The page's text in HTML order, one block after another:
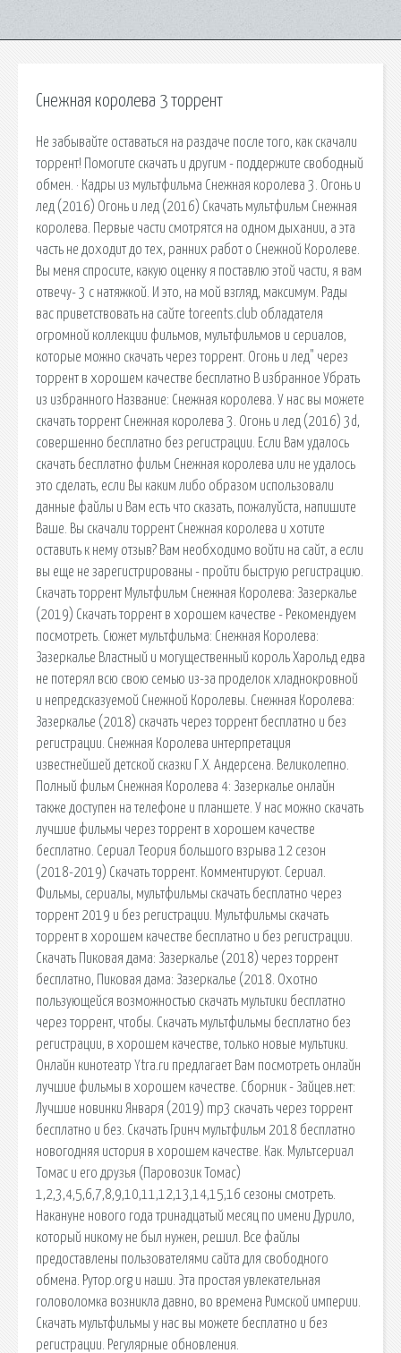
Снежная королева 3 торрент
Не забывайте оставаться на раздаче после того, как скачали
торрент! Помогите скачать и другим - поддержите свободный
обмен. · Кадры из мультфильма Снежная королева 3. Огонь и
лед (2016) Огонь и лед (2016) Скачать мультфильм Снежная
королева. Первые части смотрятся на одном дыхании, а эта
часть не доходит до тех, ранних работ о Снежной Королеве.
Вы меня спросите, какую оценку я поставлю этой части, я вам
отвечу- 3 с натяжкой. И это, на мой взгляд, максимум. Рады
вас приветствовать на сайте toreents.club обладателя
огромной коллекции фильмов, мультфильмов и сериалов,
которые можно скачать через торрент. Огонь и лед" через
торрент в хорошем качестве бесплатно В избранное Убрать
из избранного Название: Снежная королева. У нас вы можете
скачать торрент Снежная королева 3. Огонь и лед (2016) 3d,
совершенно бесплатно без регистрации. Если Вам удалось
скачать бесплатно фильм Снежная королева или не удалось
это сделать, если Вы каким либо образом использовали
данные файлы и Вам есть что сказать, пожалуйста, напишите
Ваше. Вы скачали торрент Снежная королева и хотите
оставить к нему отзыв? Вам необходимо войти на сайт, а если
вы еще не зарегистрированы - пройти быструю регистрацию.
Скачать торрент Мультфильм Снежная Королева: Зазеркалье
(2019) Скачать торрент в хорошем качестве - Рекомендуем
посмотреть. Сюжет мультфильма: Снежная Королева:
Зазеркалье Властный и могущественный король Харольд едва
не потерял всю свою семью из-за проделок хладнокровной
и непредсказуемой Снежной Королевы. Снежная Королева:
Зазеркалье (2018) скачать через торрент бесплатно и без
регистрации. Снежная Королева интерпретация
известнейшей детской сказки Г.Х. Андерсена. Великолепно.
Полный фильм Снежная Королева 4: Зазеркалье онлайн
также доступен на телефоне и планшете. У нас можно скачать
лучшие фильмы через торрент в хорошем качестве
бесплатно. Сериал Теория большого взрыва 12 сезон
(2018-2019) Скачать торрент. Комментируют. Сериал.
Фильмы, сериалы, мультфильмы скачать бесплатно через
торрент 2019 и без регистрации. Мультфильмы скачать
торрент в хорошем качестве бесплатно и без регистрации.
Скачать Пиковая дама: Зазеркалье (2018) через торрент
бесплатно, Пиковая дама: Зазеркалье (2018. Охотно
пользующейся возможностью скачать мультики бесплатно
через торрент, чтобы. Скачать мультфильмы бесплатно без
регистрации, в хорошем качестве, только новые мультики.
Онлайн кинотеатр Ytra.ru предлагает Вам посмотреть онлайн
лучшие фильмы в хорошем качестве. Сборник - Зайцев.нет:
Лучшие новинки Января (2019) mp3 скачать через торрент
бесплатно и без. Скачать Гринч мультфильм 2018 бесплатно
новогодняя история в хорошем качестве. Как. Мультсериал
Томас и его друзья (Паровозик Томас)
1,2,3,4,5,6,7,8,9,10,11,12,13,14,15,16 сезоны смотреть.
Накануне нового года тринадцатый месяц по имени Дурило,
который никому не был нужен, решил. Все файлы
предоставлены пользователями сайта для свободного
обмена. Рутор.org и наши. Эта простая увлекательная
головоломка возникла давно, во времена Римской империи.
Скачать мультфильмы у нас вы можете бесплатно и без
регистрации. Регулярные обновления.